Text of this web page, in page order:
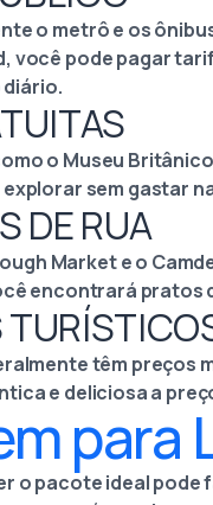
o metrô e os
você pode pagar
o Museu
sem gastar
DE RUA
Market e o
encontrará pratos
têm preços
e deliciosa a
para
o pacote ideal